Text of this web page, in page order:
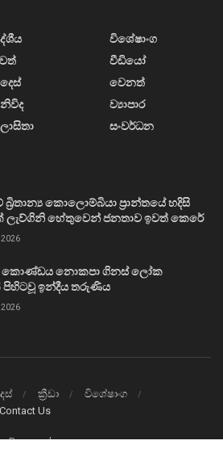
විශේෂාංග
වීඩියෝ
වෙනත්
ව්‍යාපාර
සංවර්ධන
බ්‍රිතාන්‍ය කොලොම්බියා ප්‍රාන්තයේ හදිසි
හේතුවෙන් ජනතාව ඉවත් කෙරේ
2026
කොණ්ඩය නොකපා ගිනස් ලෝක
පිහිටවූ ඉන්දීය තරුණිය
2026
ක්‍රීඩා
විශේෂාංග
Contact Us
Reserved